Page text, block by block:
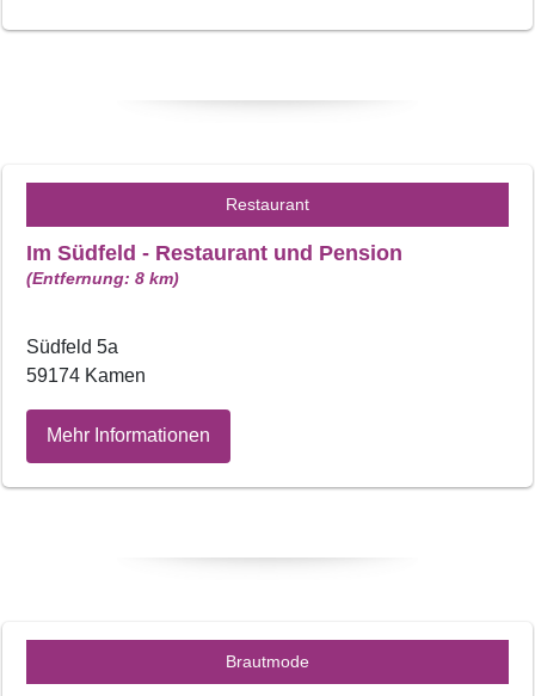
Restaurant
Im Südfeld - Restaurant und Pension
(Entfernung: 8 km)
Südfeld 5a
59174 Kamen
Mehr Informationen
Brautmode